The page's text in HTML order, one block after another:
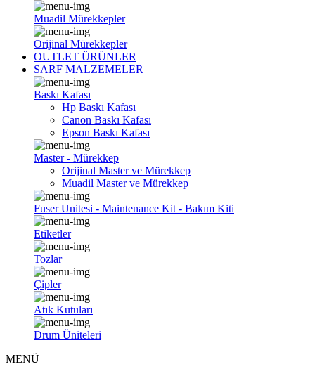
Muadil Mürekkepler
Orijinal Mürekkepler
OUTLET ÜRÜNLER
SARF MALZEMELER
Baskı Kafası
Hp Baskı Kafası
Canon Baskı Kafası
Epson Baskı Kafası
Master - Mürekkep
Orijinal Master ve Mürekkep
Muadil Master ve Mürekkep
Fuser Unitesi - Maintenance Kit - Bakım Kiti
Etiketler
Tozlar
Çipler
Atık Kutuları
Drum Üniteleri
MENÜ